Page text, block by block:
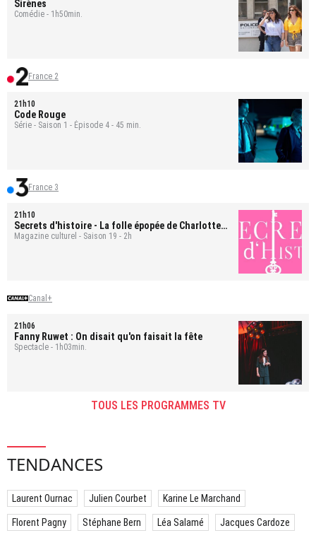
Sirènes
Comédie - 1h50min.
France 2
21h10
Code Rouge
Série - Saison 1 - Épisode 4 - 45 min.
France 3
21h10
Secrets d'histoire - La folle épopée de Charlotte
d'Angleterre
Magazine culturel - Saison 19 - 2h
Canal+
21h06
Fanny Ruwet : On disait qu'on faisait la fête
Spectacle - 1h03min.
TOUS LES PROGRAMMES TV
TENDANCES
Laurent Ournac Julien Courbet Karine Le Marchand
Florent Pagny Stéphane Bern Léa Salamé Jacques Cardoze